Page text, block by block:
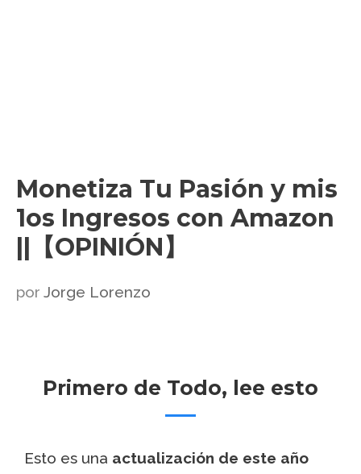
Monetiza Tu Pasión y mis
1os Ingresos con Amazon
||【OPINIÓN】
por Jorge Lorenzo
Primero de Todo, lee esto
Esto es una actualización de este año